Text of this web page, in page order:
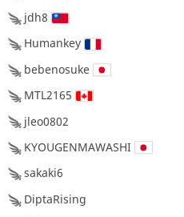
jdh8
Humankey
bebenosuke
MTL2165
jleo0802
KYOUGENMAWASHI
sakaki6
DiptaRising